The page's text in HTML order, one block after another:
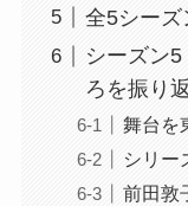
全5シーズ
シーズン
ろを振り
舞台を
シリー
前田敦